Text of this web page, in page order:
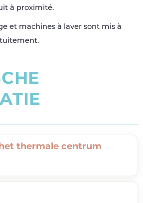
à proximité.
et machines à laver sont mis à
CHE
ATIE
thermale centrum